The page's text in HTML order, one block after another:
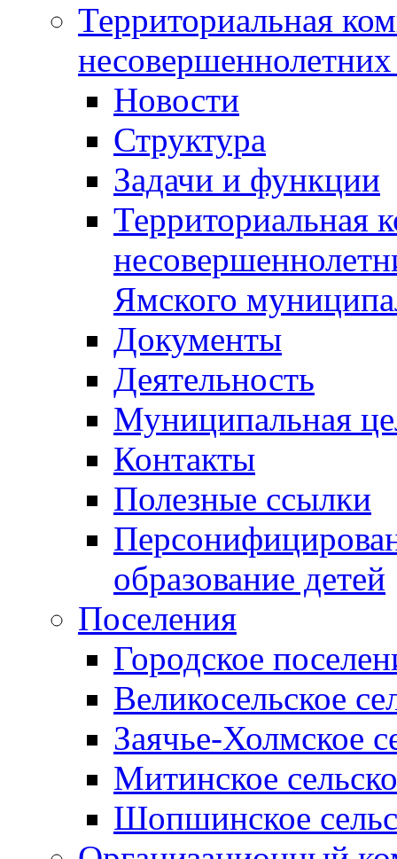
Территориальная
Новости
Структура
Задачи и функции
Территориальная
Ямского
Документы
Деятельность
Муниципальная
Контакты
Полезные ссылки
образование детей
Поселения
Городское
Великосельское
Заячье-Холмское
Митинское
Шопшинское